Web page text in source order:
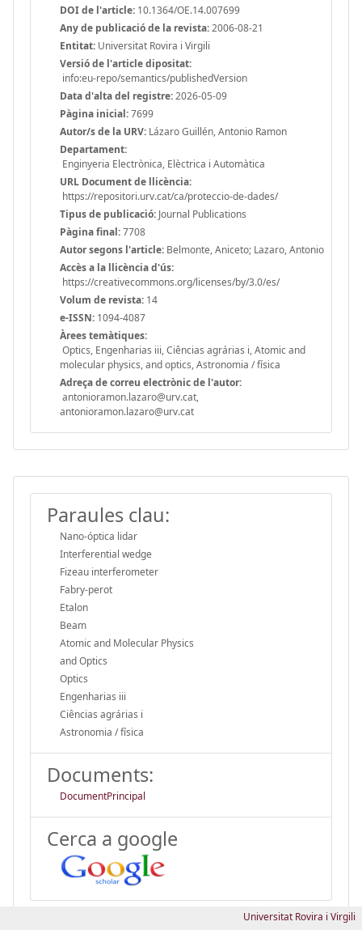
DOI de l'article: 10.1364/OE.14.007699
Any de publicació de la revista:2006-08-21
Entitat: Universitat Rovira i Virgili
Versió de l'article dipositat:
info:eu-repo/semantics/publishedVersion
Data d'alta del registre:2026-05-09
Pàgina inicial:7699
Autor/s de la URV: Lázaro Guillén, Antonio Ramon
Departament:
Enginyeria Electrònica, Elèctrica i Automàtica
URL Document de llicència:
https://repositori.urv.cat/ca/proteccio-de-dades/
Tipus de publicació: Journal Publications
Pàgina final:7708
Autor segons l'article: Belmonte, Aniceto; Lazaro, Antonio
Accès a la llicència d'ús:
https://creativecommons.org/licenses/by/3.0/es/
Volum de revista: 14
e-ISSN: 1094-4087
Àrees temàtiques:
Optics, Engenharias iii, Ciências agrárias i, Atomic and
molecular physics, and optics, Astronomia / física
Adreça de correu electrònic de l'autor:
antonioramon.lazaro@urv.cat,
antonioramon.lazaro@urv.cat
Paraules clau:
Nano-óptica lidar
Interferential wedge
Fizeau interferometer
Fabry-perot
Etalon
Beam
Atomic and Molecular Physics
and Optics
Optics
Engenharias iii
Ciências agrárias i
Astronomia / física
Documents:
DocumentPrincipal
Cerca a google
Universitat Rovira i Virgili